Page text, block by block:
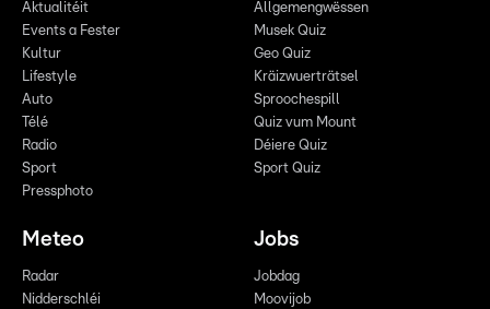
Aktualitéit
Events a Fester
Kultur
Lifestyle
Auto
Télé
Radio
Sport
Pressphoto
Allgemengwëssen
Musek Quiz
Geo Quiz
Kräizwuerträtsel
Sproochespill
Quiz vum Mount
Déiere Quiz
Sport Quiz
Meteo
Radar
Nidderschléi
Jobs
Jobdag
Moovijob